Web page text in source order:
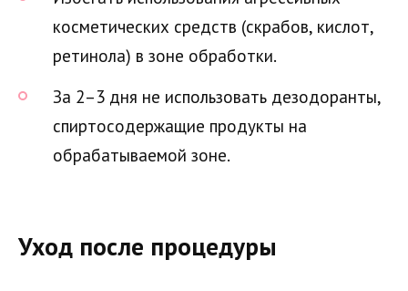
косметических средств (скрабов, кислот,
ретинола) в зоне обработки.
За 2–3 дня не использовать дезодоранты,
спиртосодержащие продукты на
обрабатываемой зоне.
Уход после процедуры